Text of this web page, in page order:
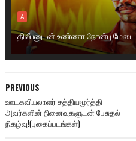
A
திலீபனுடன் உண்ணா நோன்பு
PREVIOUS
ஊடகவியலாளர் சத்தியமூர்த்தி
அவர்களின் நினைவுகளுடன் பேசுதல்
நிகழ்வு!(புகைப்படங்கள்)